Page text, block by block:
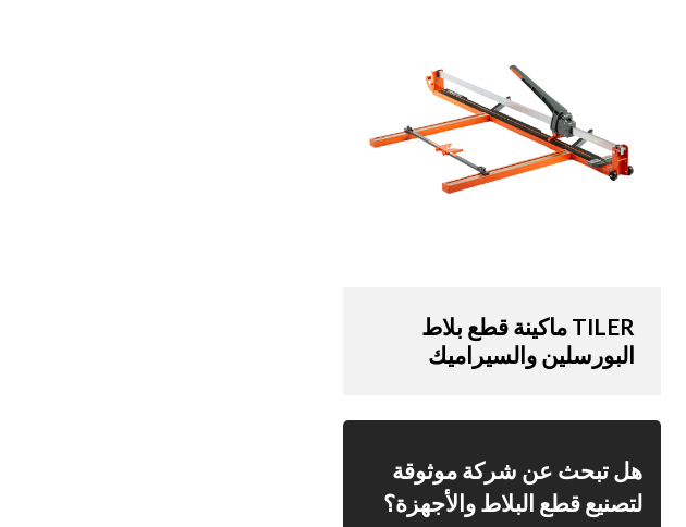
TILER ماكينة قطع بلاط
البورسلين والسيراميك
هل تبحث عن شركة موثوقة
لتصنيع قطع البلاط والأجهزة؟